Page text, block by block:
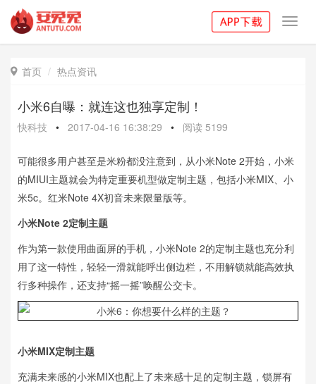
 首页 热点资讯
小米6自曝：就连这也独享定制！
快科技 • 2017-04-16 16:38:29 • 阅读 5199
可能很多用户甚至是米粉都没注意到，从小米Note 2开始，小米
的MIUI主题就会为特定重要机型做定制主题，包括小米MIX、小
米5c。红米Note 4X初音未来限量版等。
小米Note 2定制主题
作为第一款使用曲面屏的手机，小米Note 2的定制主题也充分利
用了这一特性，轻轻一滑就能呼出侧边栏，不用解锁就能高效执
行多种操作，还支持“摇一摇”唤醒公交卡。
小米MIX定制主题
充满未来感的小米MIX也配上了未来感十足的定制主题，锁屏有